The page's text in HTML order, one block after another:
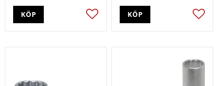
Lägg till i favoriter
KÖP KÖP